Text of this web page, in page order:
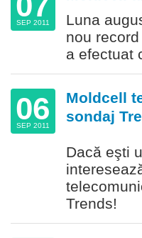
SEP 2011
Luna
nou
a efectuat
06
SEP 2011
Moldcell
sondaj
Dacă eşti
Trends!